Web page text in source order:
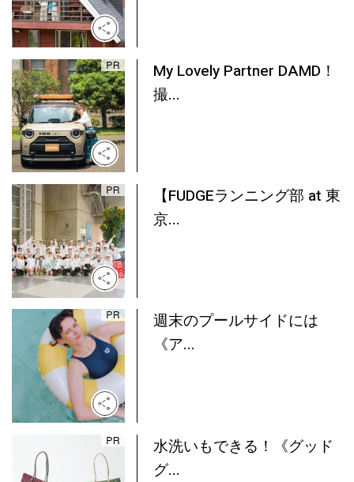
My Lovely Partner DAMD！
撮...
【FUDGEランニング部 at 東
京...
週末のプールサイドには
《ア...
水洗いもできる！《グッド
グ...